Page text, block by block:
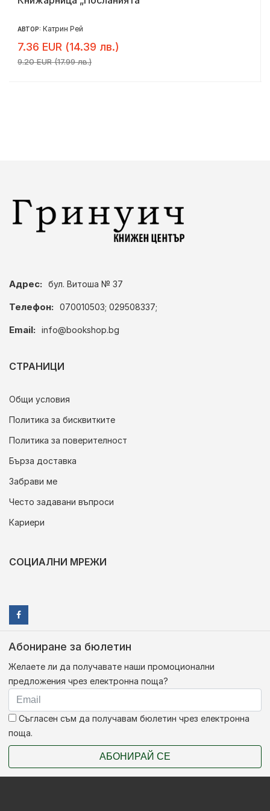
АВТОР: Катрин Рей
7.36 EUR (14.39 лв.)
9.20 EUR (17.99 лв.)
Адрес: бул. Витоша № 37
Телефон: 070010503; 029508337;
Email: info@bookshop.bg
СТРАНИЦИ
Общи условия
Политика за бисквитките
Политика за поверителност
Бърза доставка
Забрави ме
Често задавани въпроси
Кариери
СОЦИАЛНИ МРЕЖИ
Абониране за бюлетин
Желаете ли да получавате наши промоционални
предложения чрез електронна поща?
Съгласен съм да получавам бюлетин чрез електронна
поща.
АБОНИРАЙ СЕ